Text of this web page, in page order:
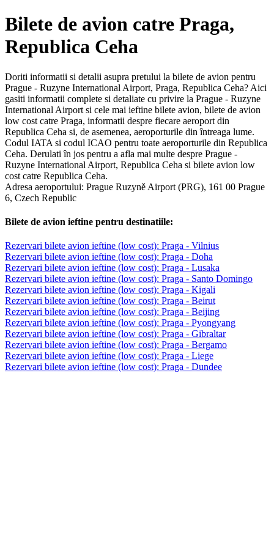
Bilete de avion catre Praga,
Republica Ceha
Doriti informatii si detalii asupra pretului la bilete de avion pentru
Prague - Ruzyne International Airport, Praga, Republica Ceha? Aici
gasiti informatii complete si detaliate cu privire la Prague - Ruzyne
International Airport si cele mai ieftine bilete avion, bilete de avion
low cost catre Praga, informatii despre fiecare aeroport din
Republica Ceha si, de asemenea, aeroporturile din întreaga lume.
Codul IATA si codul ICAO pentru toate aeroporturile din Republica
Ceha. Derulati în jos pentru a afla mai multe despre Prague -
Ruzyne International Airport, Republica Ceha si bilete avion low
cost catre Republica Ceha.
Adresa aeroportului: Prague Ruzyně Airport (PRG), 161 00 Prague
6, Czech Republic
Bilete de avion ieftine pentru destinatiile:
Rezervari bilete avion ieftine (low cost): Praga - Vilnius
Rezervari bilete avion ieftine (low cost): Praga - Doha
Rezervari bilete avion ieftine (low cost): Praga - Lusaka
Rezervari bilete avion ieftine (low cost): Praga - Santo Domingo
Rezervari bilete avion ieftine (low cost): Praga - Kigali
Rezervari bilete avion ieftine (low cost): Praga - Beirut
Rezervari bilete avion ieftine (low cost): Praga - Beijing
Rezervari bilete avion ieftine (low cost): Praga - Pyongyang
Rezervari bilete avion ieftine (low cost): Praga - Gibraltar
Rezervari bilete avion ieftine (low cost): Praga - Bergamo
Rezervari bilete avion ieftine (low cost): Praga - Liege
Rezervari bilete avion ieftine (low cost): Praga - Dundee